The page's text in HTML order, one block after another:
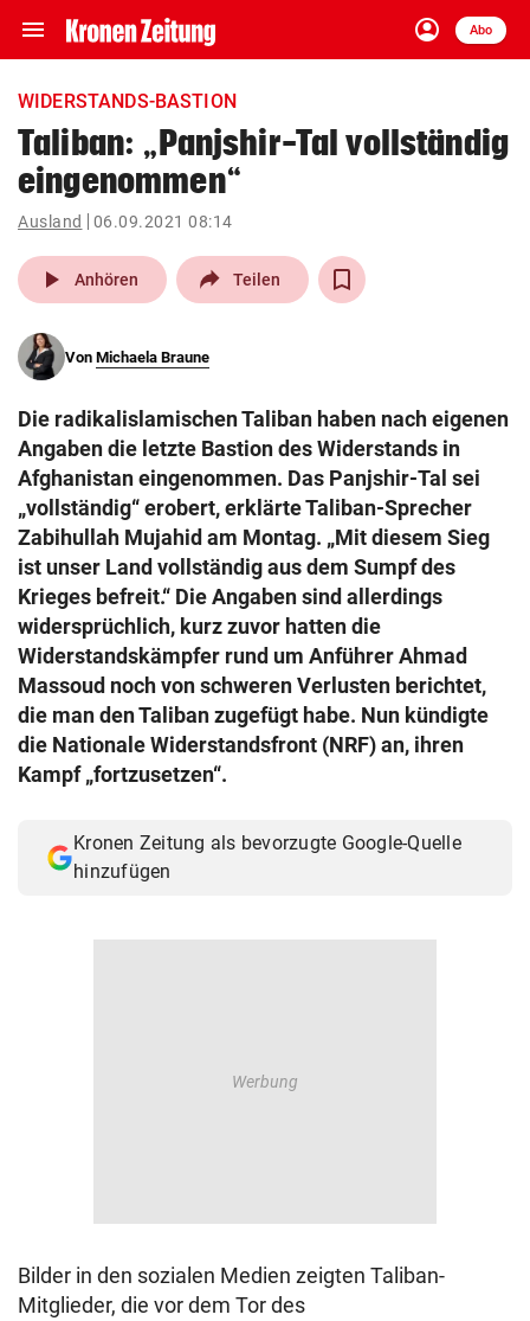
menu Navigation
ein-/ausklappen
account_circle
Anmelden
Abo
close Schließen
account_circle Anmelden
pin_drop
Wien arrow_right
search
eingeben
© Krone Multimedia GmbH & Co KG 2026
Muthgasse 2, 1190 Wien
WIDERSTANDS-BASTION
Taliban: „Panjshir-Tal vollständig
eingenommen“
Ausland 06.09.2021 08:14
play_arrow Anhören Teilen
Von Michaela Braune
Die radikalislamischen Taliban haben nach eigenen
Angaben die letzte Bastion des Widerstands in
Afghanistan eingenommen. Das Panjshir-Tal sei
„vollständig“ erobert, erklärte Taliban-Sprecher
Zabihullah Mujahid am Montag. „Mit diesem Sieg
ist unser Land vollständig aus dem Sumpf des
Krieges befreit.“ Die Angaben sind allerdings
widersprüchlich, kurz zuvor hatten die
Widerstandskämpfer rund um Anführer Ahmad
Massoud noch von schweren Verlusten berichtet,
die man den Taliban zugefügt habe. Nun kündigte
die Nationale Widerstandsfront (NRF) an, ihren
Kampf „fortzusetzen“.
Kronen Zeitung als bevorzugte Google-Quelle
hinzufügen
Bilder in den sozialen Medien zeigten Taliban-
Mitglieder, die vor dem Tor des